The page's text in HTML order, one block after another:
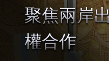
聚焦兩岸
權合作